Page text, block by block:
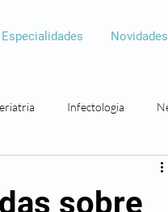
Especialidades Novidades
Infectologia
Cirurgia
sobre